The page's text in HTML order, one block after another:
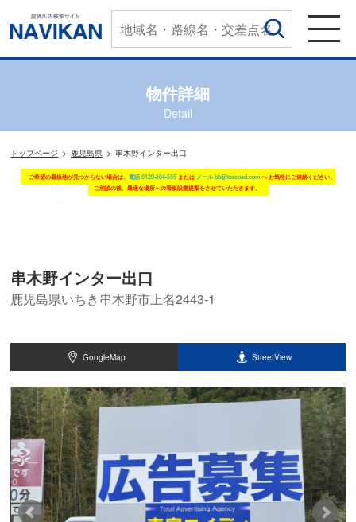
物件詳細
Detail
トップページ 鹿児島県 串木野インター出口
ご希望の看板地が見つからない場合は、 電話 0120-304-555 または メール bb@tosenad.com へ お気軽にご連絡ください。
ご相談の後、最適な場所への看板設置提案をさせていただきます。
串木野インター出口
鹿児島県いちき串木野市上名2443-1
GoogleMap StreetView